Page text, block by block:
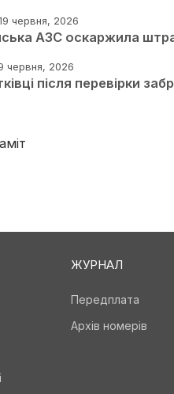
червня, 2026
АЗС оскаржила
червня, 2026
після перевірки
ЖУРНАЛ
Передплата
Архів номерів